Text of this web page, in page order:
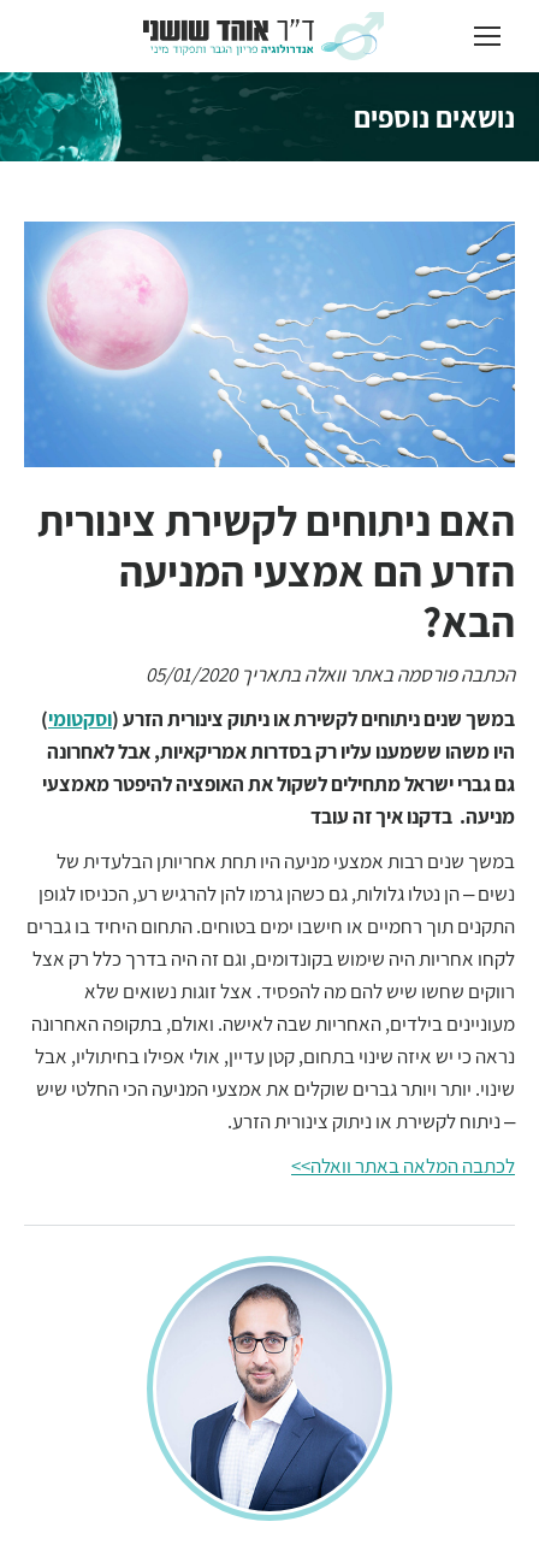
נושאים נוספים
האם ניתוחים לקשירת צינורית
הזרע הם אמצעי המניעה
הבא?
הכתבה פורסמה באתר וואלה בתאריך 05/01/2020
במשך שנים ניתוחים לקשירת או ניתוק צינורית הזרע (וסקטומי)
היו משהו ששמענו עליו רק בסדרות אמריקאיות, אבל לאחרונה
גם גברי ישראל מתחילים לשקול את האופציה להיפטר מאמצעי
מניעה. בדקנו איך זה עובד
במשך שנים רבות אמצעי מניעה היו תחת אחריותן הבלעדית של
נשים – הן נטלו גלולות, גם כשהן גרמו להן להרגיש רע, הכניסו לגופן
התקנים תוך רחמיים או חישבו ימים בטוחים. התחום היחיד בו גברים
לקחו אחריות היה שימוש בקונדומים, וגם זה היה בדרך כלל רק אצל
רווקים שחשו שיש להם מה להפסיד. אצל זוגות נשואים שלא
מעוניינים בילדים, האחריות שבה לאישה. ואולם, בתקופה האחרונה
נראה כי יש איזה שינוי בתחום, קטן עדיין, אולי אפילו בחיתוליו, אבל
שינוי. יותר ויותר גברים שוקלים את אמצעי המניעה הכי החלטי שיש
– ניתוח לקשירת או ניתוק צינורית הזרע.
לכתבה המלאה באתר וואלה>>